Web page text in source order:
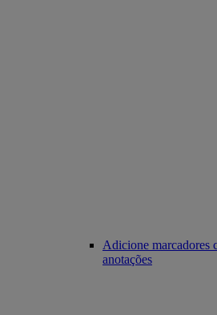
Adicione marcadores
anotações